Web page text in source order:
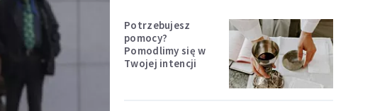
Potrzebujesz
pomocy?
Pomodlimy się w
Twojej intencji